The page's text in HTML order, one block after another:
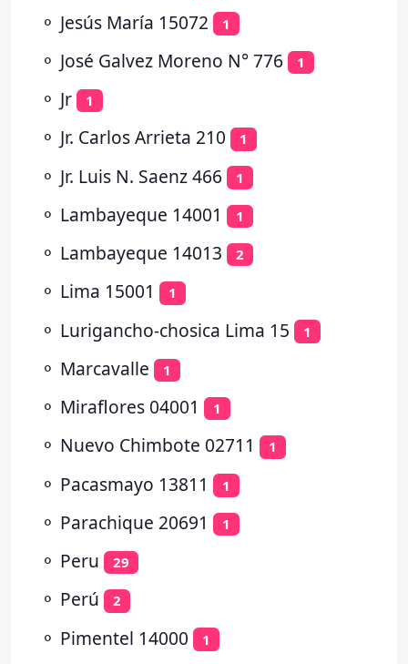
⚬ Jesús María 15072 1
⚬ José Galvez Moreno N° 776 1
⚬ Jr 1
⚬ Jr. Carlos Arrieta 210 1
⚬ Jr. Luis N. Saenz 466 1
⚬ Lambayeque 14001 1
⚬ Lambayeque 14013 2
⚬ Lima 15001 1
⚬ Lurigancho-chosica Lima 15 1
⚬ Marcavalle 1
⚬ Miraflores 04001 1
⚬ Nuevo Chimbote 02711 1
⚬ Pacasmayo 13811 1
⚬ Parachique 20691 1
⚬ Peru 29
⚬ Perú 2
⚬ Pimentel 14000 1